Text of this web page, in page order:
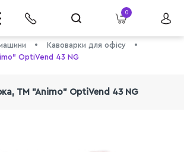
0
Кавоварки для офісу
OptiVend 43 NG
TM "Animo" OptiVend 43 NG